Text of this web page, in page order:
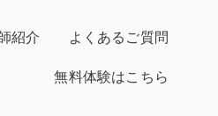
紹介 よくあるご質問
無料体験はこちら